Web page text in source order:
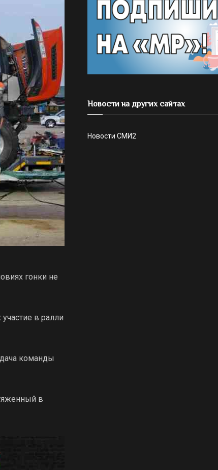
гонки не
в ралли
команды
в
Новости на других сайтах
Новости СМИ2